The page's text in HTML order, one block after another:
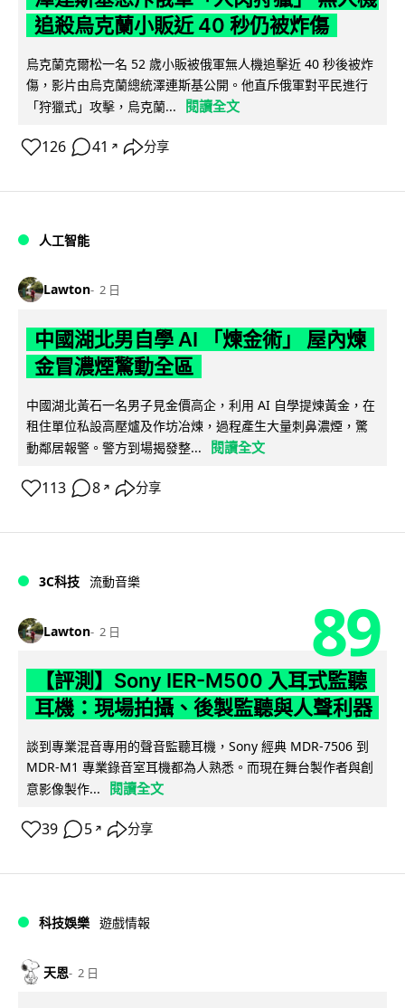
追殺烏克蘭小販近 40 秒仍被炸傷
烏克蘭克爾松一名 52 歲小販被俄軍無人機追擊近 40 秒後被炸
傷，影片由烏克蘭總統澤連斯基公開。他直斥俄軍對平民進行
「狩獵式」攻擊，烏克蘭...
閱讀全文
126 41 ↗ 分享
人工智能
Lawton 2 日
中國湖北男自學 AI 「煉金術」 屋內煉
金冒濃煙驚動全區
中國湖北黃石一名男子見金價高企，利用 AI 自學提煉黃金，在
租住單位私設高壓爐及作坊冶煉，過程產生大量刺鼻濃煙，驚
動鄰居報警。警方到場揭發整...
閱讀全文
113 8 ↗ 分享
3C科技 流動音樂
Lawton 2 日 89
【評測】Sony IER-M500 入耳式監聽
耳機：現場拍攝、後製監聽與人聲利器
談到專業混音專用的聲音監聽耳機，Sony 經典 MDR-7506 到
MDR-M1 專業錄音室耳機都為人熟悉。而現在舞台製作者與創
意影像製作...
閱讀全文
39 5 ↗ 分享
科技娛樂 遊戲情報
天恩 2 日